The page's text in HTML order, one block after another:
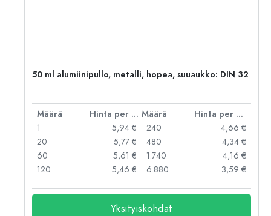
50 ml alumiinipullo, metalli, hopea, suuaukko: DIN 32
Määrä Hinta per kpl Määrä
Hinta per kpl
1
5,94 €
20
5,77 €
60
5,61 €
120
5,46 €
240
4,66 €
480
4,34 €
1.740
4,16 €
6.880
3,59 €
Yksityiskohdat